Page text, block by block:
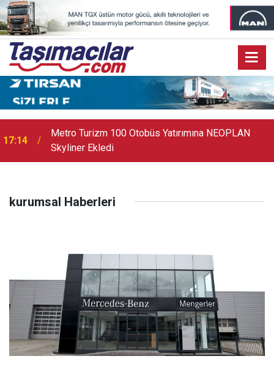
17:14
Metro Turizm 100 Otobüs Yatırımına NEOPLAN
Skyliner Ekledi
kurumsal Haberleri